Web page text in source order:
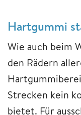
Hartgummi
Wie auch beim
den Rädern
Strecken kein
bietet. Für